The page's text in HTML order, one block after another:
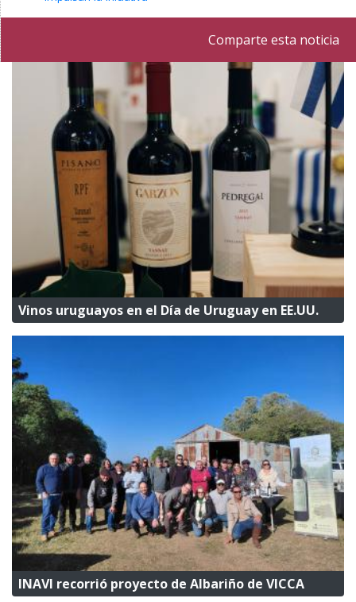
Comparte esta noticia
Vinos uruguayos en el Día de Uruguay en EE.UU.
INAVI recorrió proyecto de Albariño de VICCA